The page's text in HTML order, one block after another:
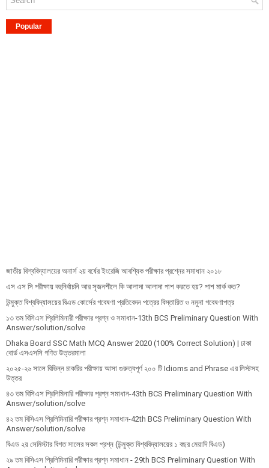
Popular
জাতীয় বিশ্ববিদ্যালয়ের অনার্স ২য় বর্ষের ইংরেজি আবশ্যিক পরীক্ষার প্রশ্নের সমাধান ২০১৮
এস এস সি পরীক্ষায় বহুনির্বাচনি আর সৃজনশীলে কি আলাদা আলাদা পাশ করতে হয়? পাশ মার্ক কত?
উন্মুক্ত বিশ্ববিদ্যালয়ের বিএড কোর্সের গবেষণা প্রতিবেদন পত্রের বিস্তারিত ও নমুনা গবেষণাপত্র
১৩ তম বিসিএস প্রি‌লি‌মিনারী পরীক্ষার প্রশ্ন ও সমাধান-13th BCS Preliminary Question With
Answer/solution/solve
Dhaka Board SSC Math MCQ Answer 2020 (100% Correct Solution) | ঢাকা
বোর্ড এসএসসি গণিত উত্তরমালা
২০২৫-২৬ সালে বিভিন্ন চাকরির পরীক্ষায় আসা গুরুত্বপূর্ণ ২০০ টি Idioms and Phrase এর লিস্টসহ
উত্তর
৪৩ তম বিসিএস প্রিলিমিনারি পরীক্ষার প্রশ্ন সমাধান-43th BCS Preliminary Question With
Answer/solution/solve
৪২ তম বিসিএস প্রিলিমিনারি পরীক্ষার প্রশ্ন সমাধান-42th BCS Preliminary Question With
Answer/solution/solve
বিএড ২য় সেমিস্টার বিগত সালের সকল প্রশ্ন (উন্মুক্ত বিশ্ববিদ্যালয়ের ১ বছর মেয়াদি বিএড)
২৯ তম বিসিএস প্রিলিমিনারি পরীক্ষার প্রশ্ন সমাধান - 29th BCS Preliminary Question With